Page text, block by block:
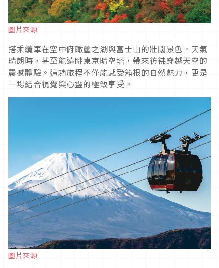
圖片來源
搭乘纜車在空中俯瞰蘆之湖與富士山的壯闊景色。天氣
晴朗時，甚至能遠眺東京晴空塔，帶來彷彿穿越天空的
震撼體驗。這趟旅程不僅能感受箱根的自然魅力，更是
一場結合視覺與心靈的極致享受。
圖片來源